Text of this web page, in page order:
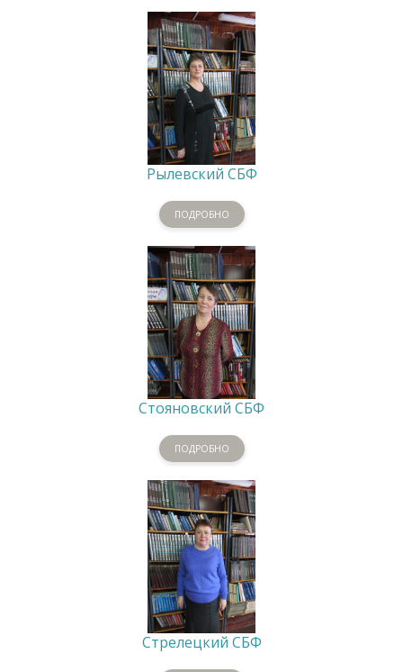
Рылевский СБФ
ПОДРОБНО
Стояновский СБФ
ПОДРОБНО
Стрелецкий СБФ